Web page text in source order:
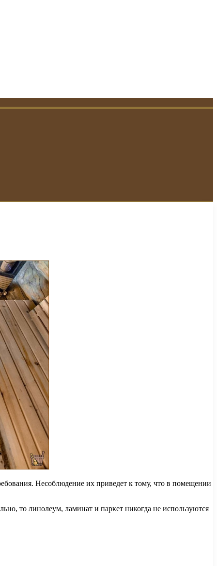
Несоблюдение их приведет к тому, что в помещении
то линолеум, ламинат и паркет никогда не используются